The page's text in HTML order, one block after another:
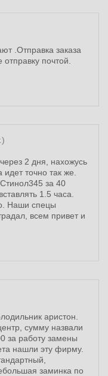
.Отправка заказа
почтой.
2 дня, нахожусь
точно так же.
за 40
1.5 часа.
Наши спецы
всем привет и
аристон.
сумму назвали
за работу замены
нашли эту фирму.
заминка по